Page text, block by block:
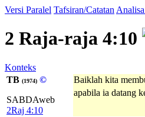
Versi Paralel Tafsiran/Catatan
2 Raja-raja 4:10
Konteks
TB (1974) ©
SABDAweb
2Raj 4:10
Baiklah kita
apabila ia datang